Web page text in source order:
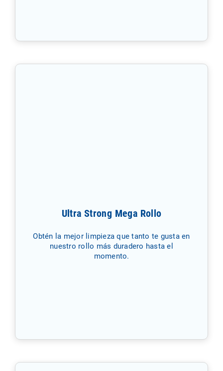
Ultra Strong Mega Rollo
Obtén la mejor limpieza que tanto te gusta en
nuestro rollo más duradero hasta el
momento.